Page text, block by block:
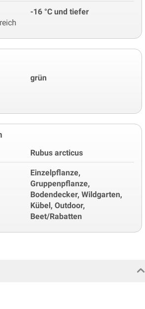
-16 °C und tiefer
grün
Rubus arcticus
Einzelpflanze,
Gruppenpflanze,
Bodendecker, Wildgarten,
Kübel, Outdoor,
Beet/Rabatten